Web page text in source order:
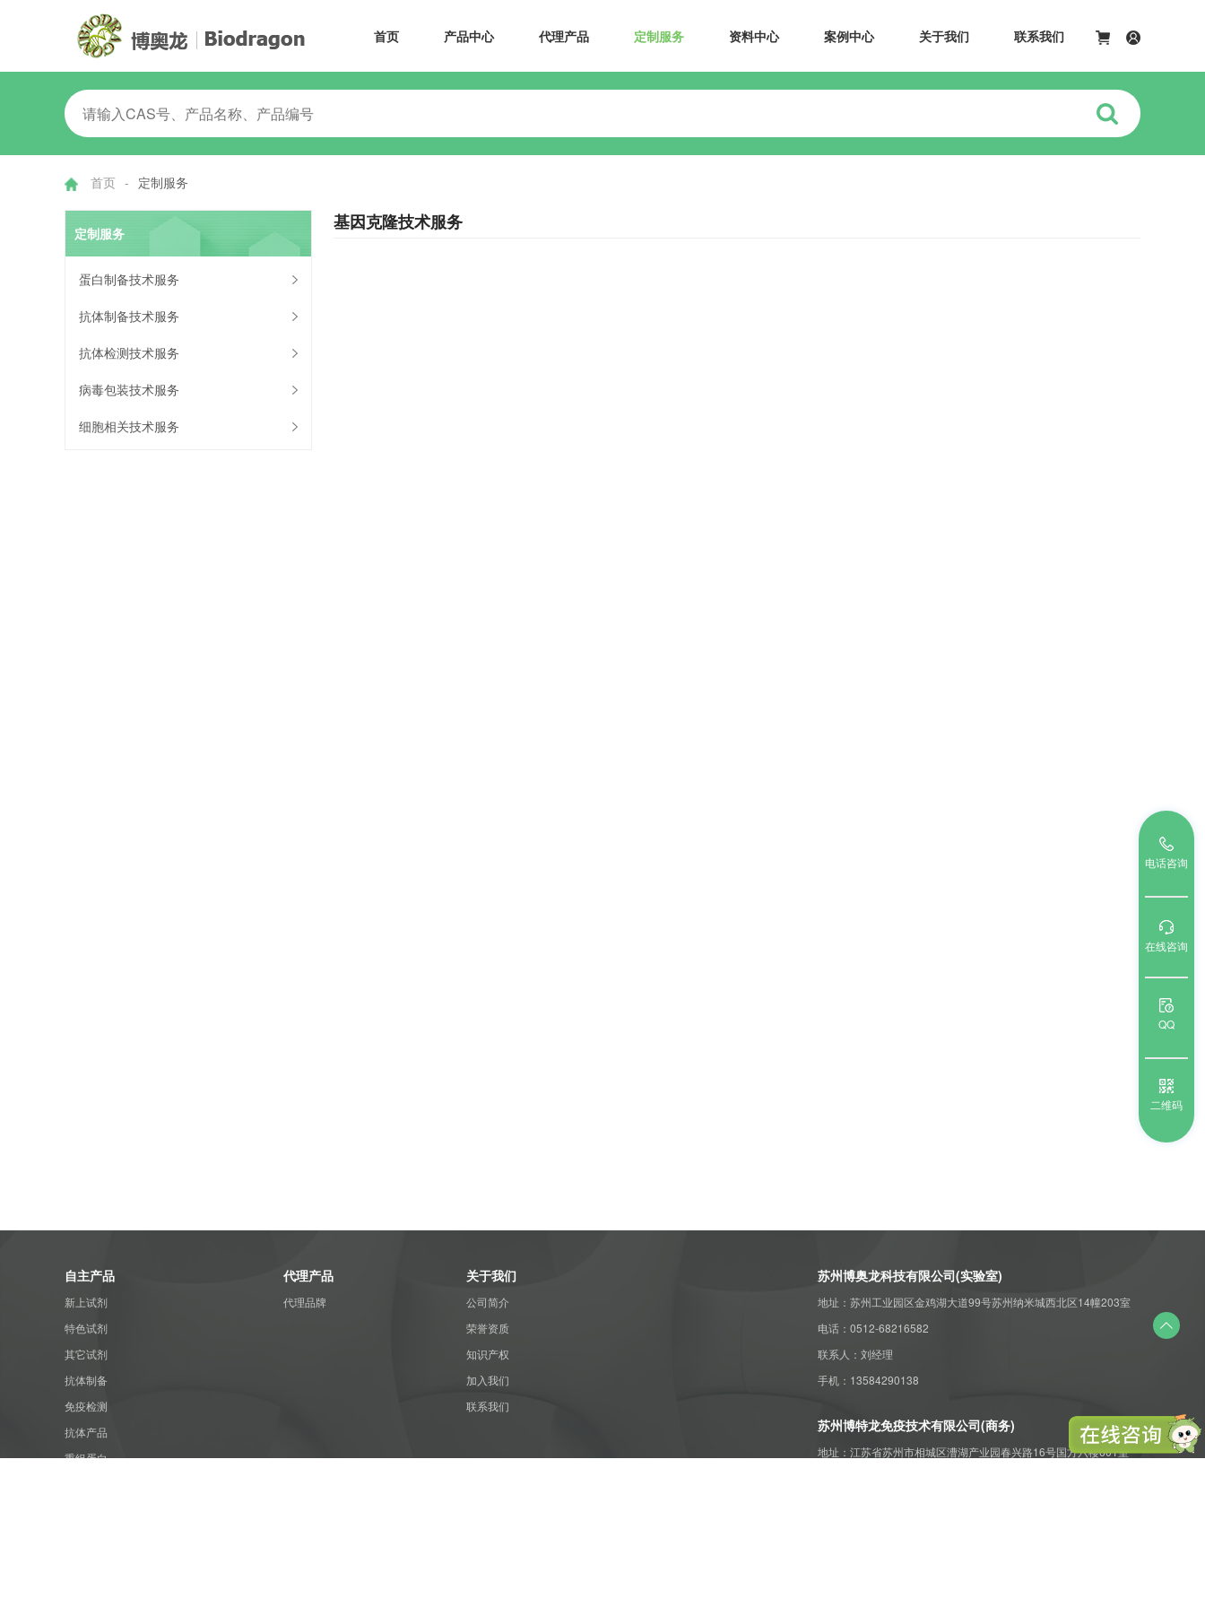
首页 产品中心 代理产品 定制服务 资料中心 案例中心 关于我们 联系我们
首页 - 定制服务
定制服务
蛋白制备技术服务
抗体制备技术服务
抗体检测技术服务
病毒包装技术服务
细胞相关技术服务
基因克隆技术服务

电话咨询
在线咨询
QQ
二维码
自主产品
新上试剂
特色试剂
其它试剂
抗体制备
免疫检测
抗体产品
重组蛋白
代理产品
代理品牌
关于我们
公司简介
荣誉资质
知识产权
加入我们
联系我们
苏州博奥龙科技有限公司(实验室)
地址：苏州工业园区金鸡湖大道99号苏州纳米城西北区14幢203室
电话：0512-68216582
联系人：刘经理
手机：13584290138
苏州博特龙免疫技术有限公司(商务)
地址：江苏省苏州市相城区漕湖产业园春兴路16号国方六楼601室